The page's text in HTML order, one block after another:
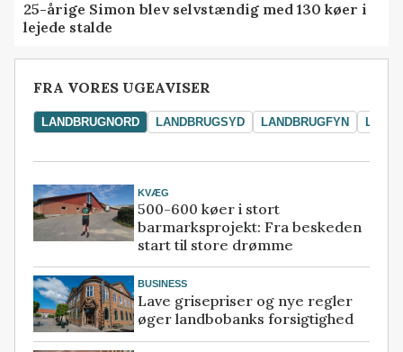
25-årige Simon blev selvstændig med 130 køer i
lejede stalde
FRA VORES UGEAVISER
LANDBRUGNORD LANDBRUGSYD LANDBRUGFYN
KVÆG
500-600 køer i stort
barmarksprojekt: Fra beskeden
start til store drømme
BUSINESS
Lave grisepriser og nye regler
øger landbobanks forsigtighed